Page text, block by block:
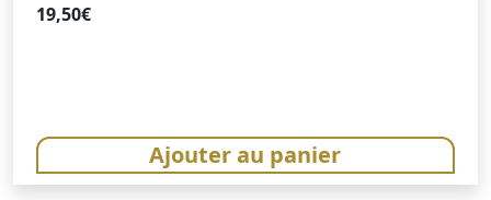
19,50€
Ajouter au panier